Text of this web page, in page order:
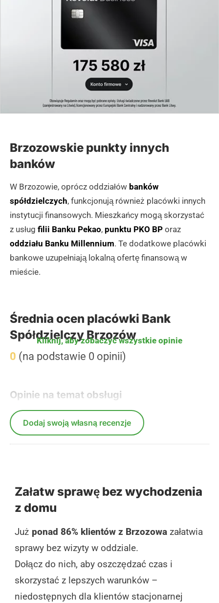
Brzozowskie punkty innych
banków
W Brzozowie, oprócz oddziałów banków
spółdzielczych, funkcjonują również placówki innych
instytucji finansowych. Mieszkańcy mogą skorzystać
z usług filii Banku Pekao, punktu PKO BP oraz
oddziału Banku Millennium. Te dodatkowe placówki
bankowe uzupełniają lokalną ofertę finansową w
mieście.
Średnia ocen placówki Bank
Spółdzielczy Brzozów
0 (na podstawie 0 opinii)
Opinie na temat obsługi
Kliknij, aby zobaczyć wszystkie opinie
Dodaj swoją własną recenzje
Załatw sprawę bez wychodzenia
z domu
Już ponad 86% klientów z Brzozowa załatwia
sprawy bez wizyty w oddziale.
Dołącz do nich, aby oszczędzać czas i
skorzystać z lepszych warunków –
niedostępnych dla klientów stacjonarnej